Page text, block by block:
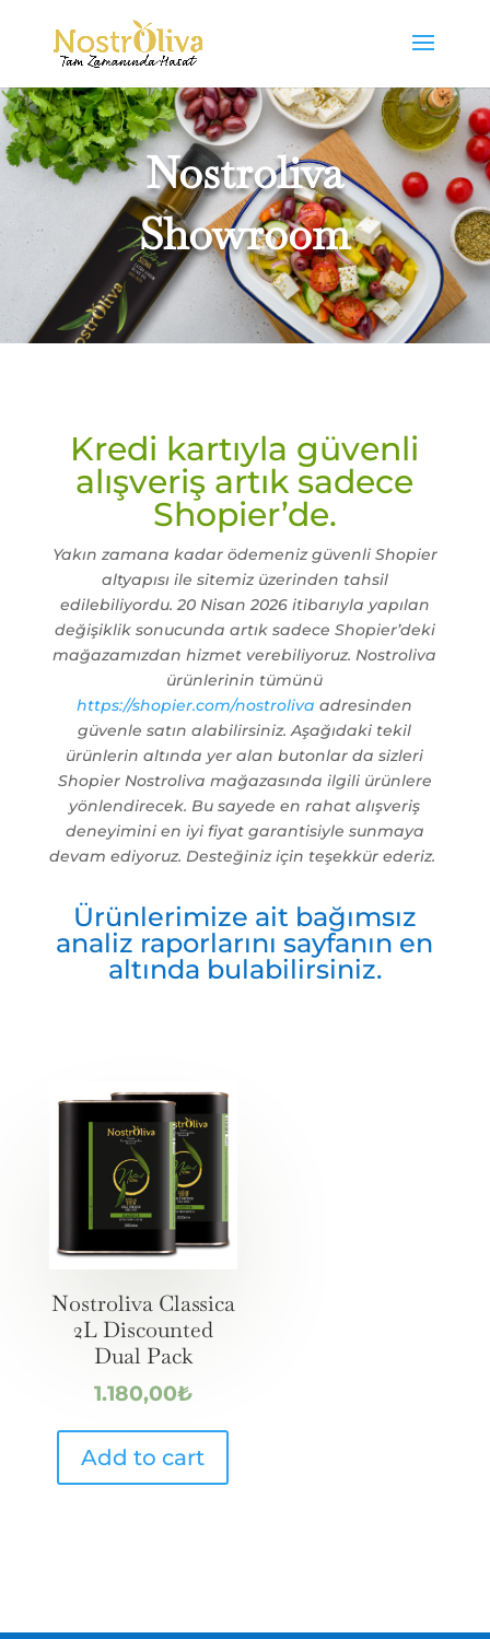
Nostroliva
Showroom
Kredi kartıyla güvenli
alışveriş artık sadece
Shopier’de.
Yakın zamana kadar ödemeniz güvenli Shopier
altyapısı ile sitemiz üzerinden tahsil
edilebiliyordu. 20 Nisan 2026 itibarıyla yapılan
değişiklik sonucunda artık sadece Shopier’deki
mağazamızdan hizmet verebiliyoruz. Nostroliva
ürünlerinin tümünü
https://shopier.com/nostroliva adresinden
güvenle satın alabilirsiniz. Aşağıdaki tekil
ürünlerin altında yer alan butonlar da sizleri
Shopier Nostroliva mağazasında ilgili ürünlere
yönlendirecek. Bu sayede en rahat alışveriş
deneyimini en iyi fiyat garantisiyle sunmaya
devam ediyoruz. Desteğiniz için teşekkür ederiz.
Ürünlerimize ait bağımsız
analiz raporlarını sayfanın en
altında bulabilirsiniz.
Nostroliva Classica
2L Discounted
Dual Pack
1.180,00₺
Add to cart